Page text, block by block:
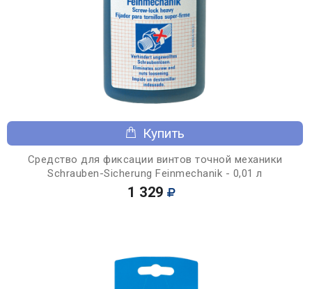
Купить
Средство для фиксации винтов точной механики
Schrauben-Sicherung Feinmechanik - 0,01 л
1 329